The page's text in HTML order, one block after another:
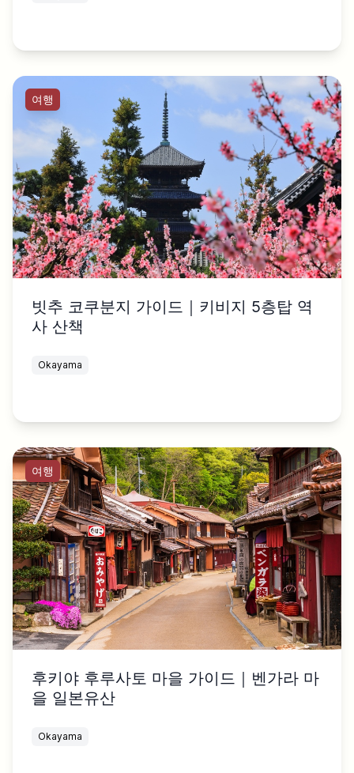
여행
빗추 코쿠분지 가이드｜키비지 5층탑 역
사 산책
Okayama
여행
후키야 후루사토 마을 가이드｜벤가라 마
을 일본유산
Okayama